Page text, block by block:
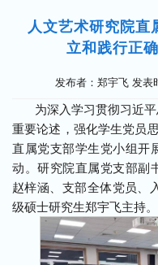
人文艺术研究院
立和践行正
发布者：郑宇飞 发表
为深入学习贯彻习近
重要论述，强化学生党员
直属党支部学生党小组开
动。研究院直属党支部副
赵梓涵、支部全体党员、
级硕士研究生郑宇飞主持。
党建园地
研究生教育
社会服务
信息公开